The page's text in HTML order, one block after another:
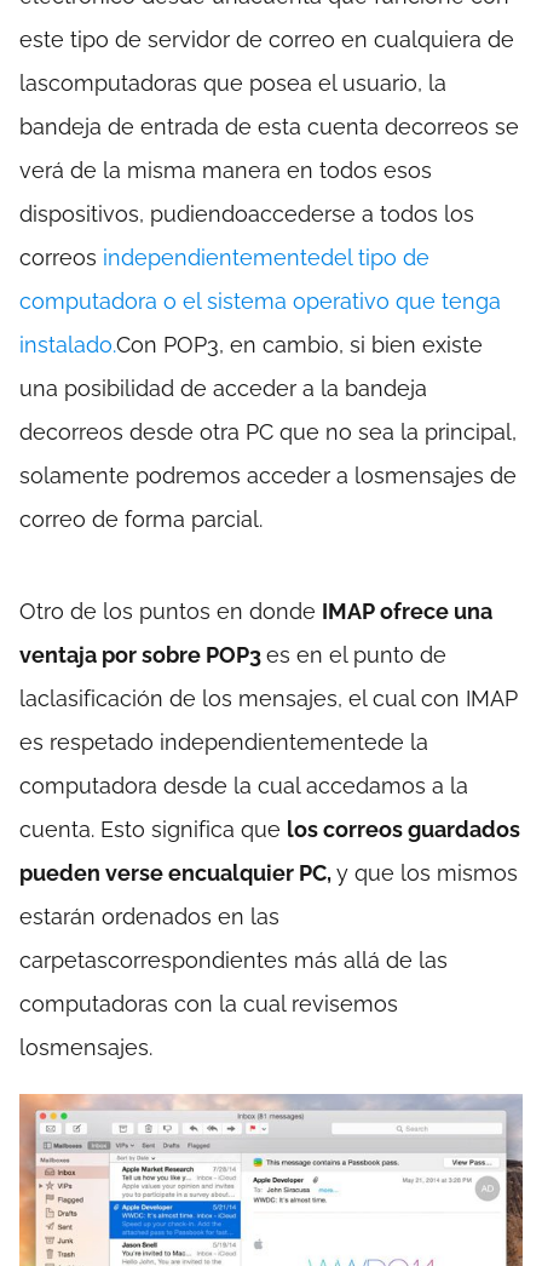
este tipo de servidor de correo en cualquiera de
lascomputadoras que posea el usuario, la
bandeja de entrada de esta cuenta decorreos se
verá de la misma manera en todos esos
dispositivos, pudiendoaccederse a todos los
correos independientementedel tipo de
computadora o el sistema operativo que tenga
instalado.Con POP3, en cambio, si bien existe
una posibilidad de acceder a la bandeja
decorreos desde otra PC que no sea la principal,
solamente podremos acceder a losmensajes de
correo de forma parcial.
Otro de los puntos en donde IMAP ofrece una
ventaja por sobre POP3es en el punto de
laclasificación de los mensajes, el cual con IMAP
es respetado independientementede la
computadora desde la cual accedamos a la
cuenta. Esto significa que los correos guardados
pueden verse encualquier PC,y que los mismos
estarán ordenados en las
carpetascorrespondientes más allá de las
computadoras con la cual revisemos
losmensajes.